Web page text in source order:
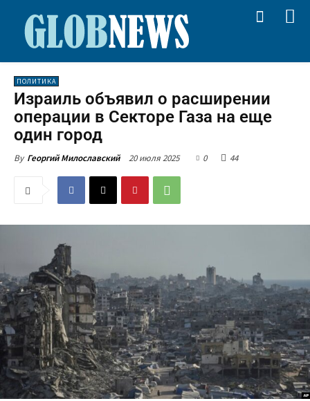
ПОЛИТИКА
Израиль объявил о расширении
операции в Секторе Газа на еще
один город
By Георгий Милославский 20 июля 2025 0 44